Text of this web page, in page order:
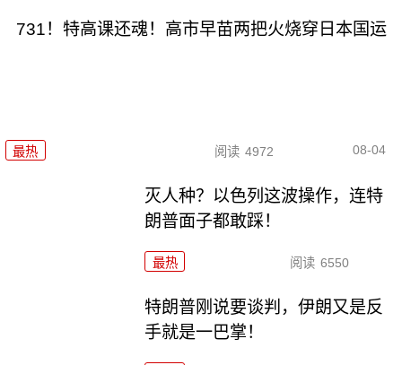
731！特高课还魂！高市早苗两把火烧穿日本国运
最热 阅读 4972 08-04
灭人种？以色列这波操作，连特
朗普面子都敢踩！
最热 阅读 6550
特朗普刚说要谈判，伊朗又是反
手就是一巴掌！